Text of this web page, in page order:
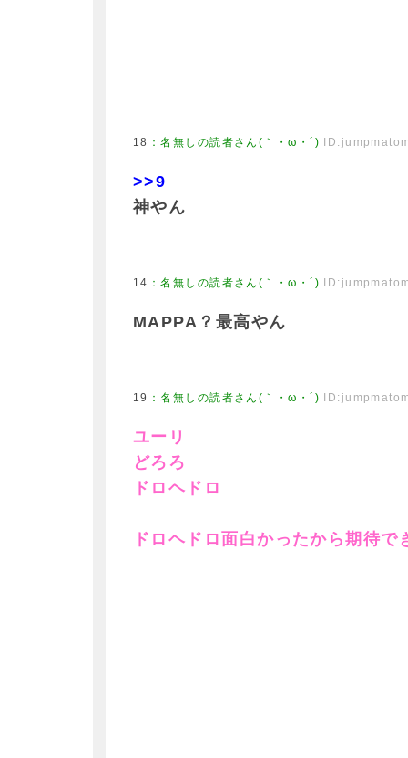
18 ：名無しの読者さん(｀・ω・´)
>>9
神やん
14 ：名無しの読者さん(｀・ω・´)
MAPPA？最高やん
19 ：名無しの読者さん(｀・ω・´)
ユーリ
どろろ
ドロヘドロ
ドロヘドロ面白かったから期待で